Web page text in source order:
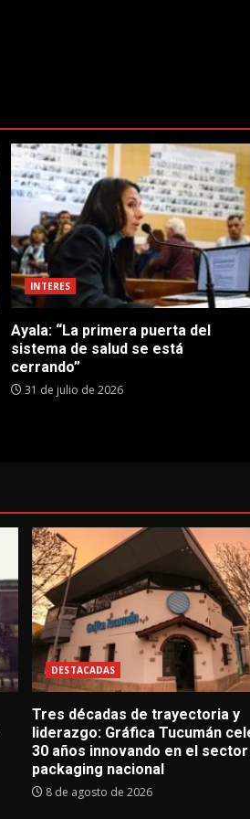
INTERES
Ayala: “La primera puerta del
sistema de salud se está
cerrando”
31 de julio de 2026
DESTACADAS
Tres décadas de trayectoria y
liderazgo: Gráfica Tucumán
30 años innovando en el
packaging nacional
8 de agosto de 2026